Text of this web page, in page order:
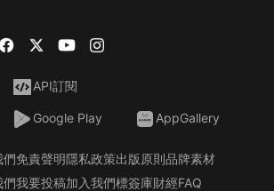
API訂閱
Google Play AppGallery
們免責聲明隱私政策出版原則品牌素材
們我要投稿加入我們標簽庫財經FAQ